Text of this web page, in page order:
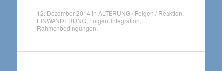
12. Dezember 2014 in ALTERUNG / Folgen / Reaktion
EINWANDERUNG, Folgen Integration
Rahmenbedingungen